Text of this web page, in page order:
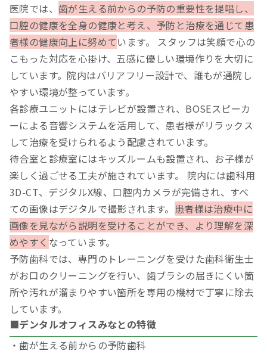
医院では、 歯が生える前からの予防の重要性を提唱し、
口腔の健康を全身の健康と考え、予防と治療を通じて患
者様の健康向上に努めています。 スタッフは笑顔で心の
こもった対応を心掛け、五感に優しい環境作りを大切に
しています。院内はバリアフリー設計で、誰もが通院し
やすい環境が整っています。
各診療ユニットにはテレビが設置され、BOSEスピーカ
ーによる音響システムを活用して、患者様がリラックス
して治療を受けられるよう配慮されています。
待合室と診療室にはキッズルームも設置され、お子様が
楽しく過ごせる工夫が施されています。 院内には歯科用
3D-CT、デジタルX線、口腔内カメラが完備され、すべ
ての画像はデジタルで撮影されます。 患者様は治療中に
画像を見ながら説明を受けることができ、より理解を深
めやすく なっています。
予防歯科では、専門のトレーニングを受けた歯科衛生士
がお口のクリーニングを行い、歯ブラシの届きにくい箇
所や汚れが溜まりやすい箇所を専用の機材で丁寧に除去
しています。
■デンタルオフィスみなとの特徴
・歯が生える前からの予防歯科